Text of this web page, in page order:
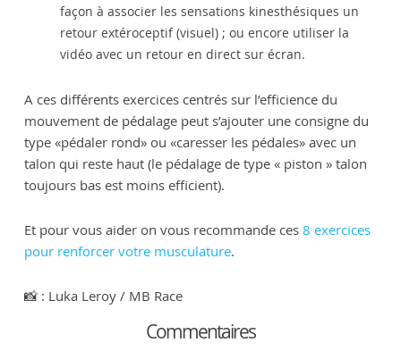
façon à associer les sensations kinesthésiques un
retour extéroceptif (visuel) ; ou encore utiliser la
vidéo avec un retour en direct sur écran.
A ces différents exercices centrés sur l’efficience du
mouvement de pédalage peut s’ajouter une consigne du
type «pédaler rond» ou «caresser les pédales» avec un
talon qui reste haut (le pédalage de type « piston » talon
toujours bas est moins efficient).
Et pour vous aider on vous recommande ces 8 exercices
pour renforcer votre musculature.
📸 : Luka Leroy / MB Race
Commentaires